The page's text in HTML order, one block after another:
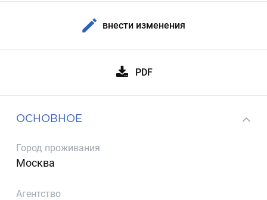
внести изменения
PDF
ОСНОВНОЕ
Город проживания
Москва
Агентство